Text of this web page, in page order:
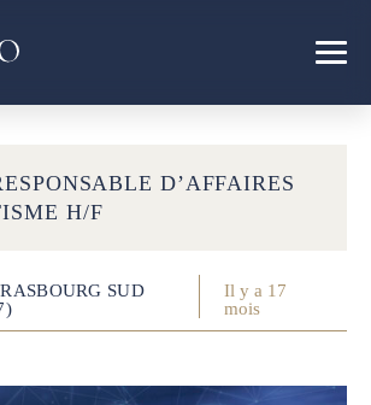
D’AFFAIRES
H/F
SUD
Il y a 17
mois